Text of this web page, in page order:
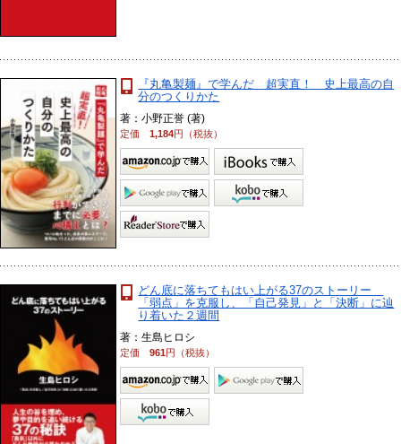
『丸亀製麺』で学んだ 超実直！ 史上最高の自
分のつくりかた
著：小野正誉 (著)
定価1,184円（税抜）
どん底に落ちてもはい上がる37のストーリー
「弱点」を克服し、「自己発見」と「決断」に辿
り着いた２週間
著：生島ヒロシ
定価961円（税抜）